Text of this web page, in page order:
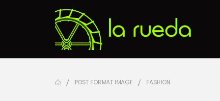
POST FORMAT IMAGE FASHION